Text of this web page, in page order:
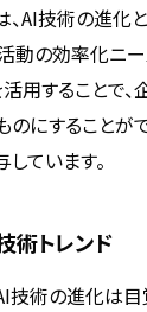
AI技術の進化
動の効率化ニー
活用することで
にすることが
ています。
術トレンド
術の進化は目